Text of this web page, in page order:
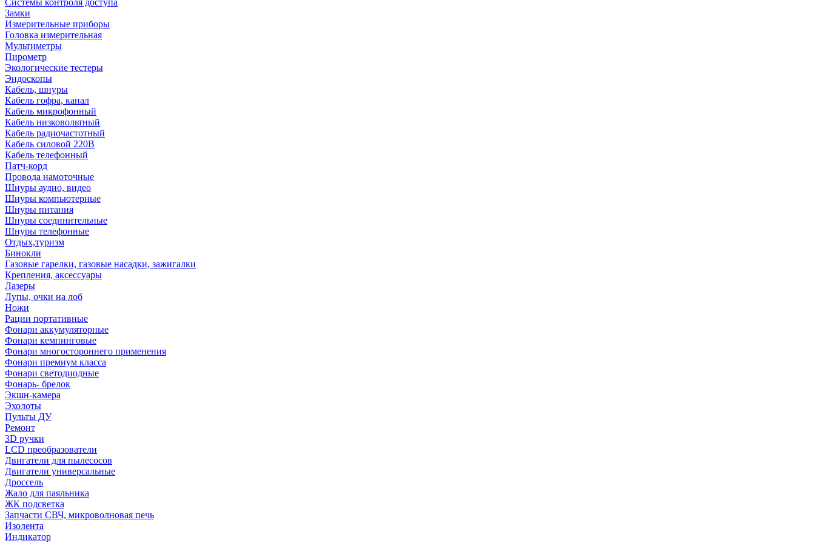
Системы контроля доступа
Замки
Измерительные приборы
Головка измерительная
Мультиметры
Пирометр
Экологические тестеры
Эндоскопы
Кабель, шнуры
Кабель гофра, канал
Кабель микрофонный
Кабель низковольтный
Кабель радиочастотный
Кабель силовой 220В
Кабель телефонный
Патч-корд
Провода намоточные
Шнуры аудио, видео
Шнуры компьютерные
Шнуры питания
Шнуры соединительные
Шнуры телефонные
Отдых,туризм
Бинокли
Газовые гарелки, газовые насадки, зажигалки
Крепления, аксессуары
Лазеры
Лупы, очки на лоб
Ножи
Рации портативные
Фонари аккумуляторные
Фонари кемпинговые
Фонари многостороннего применения
Фонари премиум класса
Фонари светодиодные
Фонарь- брелок
Экшн-камера
Эхолоты
Пульты ДУ
Ремонт
3D ручки
LCD преобразователи
Двигатели для пылесосов
Двигатели универсальные
Дроссель
Жало для паяльника
ЖК подсветка
Запчасти СВЧ, микроволновая печь
Изолента
Индикатор